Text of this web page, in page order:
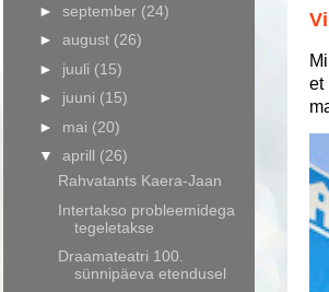
et
► september (24)
► august (26)
► juuli (15)
► juuni (15)
► mai (20)
▼ aprill (26)
Rahvatants Kaera-Jaan
Intertakso probleemidega
tegeletakse
Draamateatri 100.
sünnipäeva etendusel